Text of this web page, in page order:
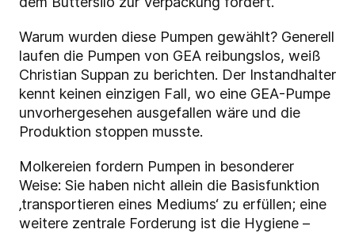
Warum wurden diese Pumpen gewählt? Generell
laufen die Pumpen von GEA reibungslos, weiß
Christian Suppan zu berichten. Der Instandhalter
kennt keinen einzigen Fall, wo eine GEA-Pumpe
unvorhergesehen ausgefallen wäre und die
Produktion stoppen musste.
Molkereien fordern Pumpen in besonderer
Weise: Sie haben nicht allein die Basisfunktion
‚transportieren eines Mediums‘ zu erfüllen; eine
weitere zentrale Forderung ist die Hygiene –